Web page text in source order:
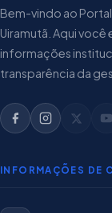
Bem-vindo ao
Uiramutã. Aqui você
informações
transparência da
INFORMAÇÕES DE